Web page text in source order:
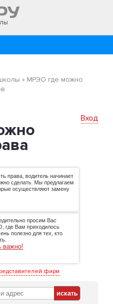
» МРЭО где можно
Вход
права, водитель начинает
сделать. Мы предлагаем
осуществляют замену
просим Вас
где Вам приходилось
полезно для тех, кто
важно!
фирм